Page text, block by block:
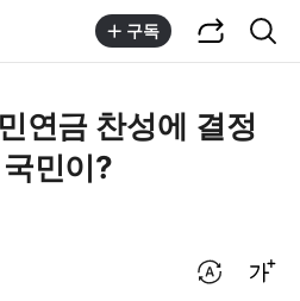
구독
연금 찬성에 결정
민이?